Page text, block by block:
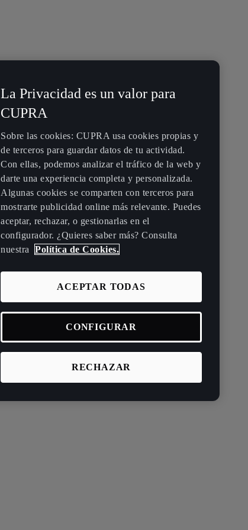
La Privacidad es un valor para
CUPRA
Sobre las cookies: CUPRA usa cookies propias y
de terceros para guardar datos de tu actividad.
Con ellas, podemos analizar el tráfico de la web y
darte una experiencia completa y personalizada.
Algunas cookies se comparten con terceros para
mostrarte publicidad online más relevante. Puedes
aceptar, rechazar, o gestionarlas en el
configurador. ¿Quieres saber más? Consulta
nuestra
Política de Cookies.
RECHAZAR
ACEPTAR TODAS
CONFIGURAR